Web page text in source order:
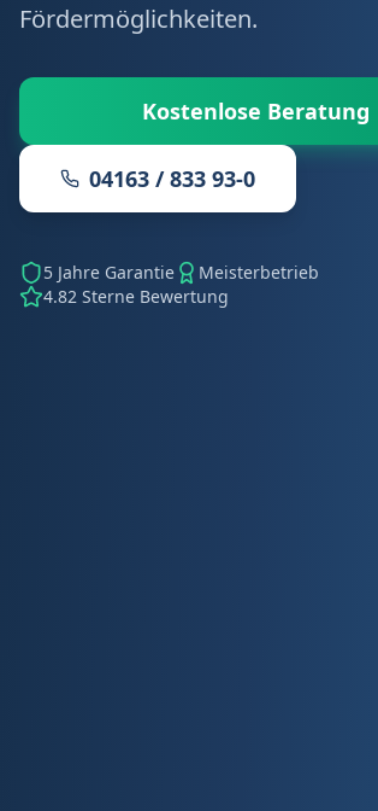
Fördermöglichkeiten.
Kostenlose Beratung
04163 / 833 93-0
5 Jahre Garantie
Meisterbetrieb
4.82 Sterne Bewertung